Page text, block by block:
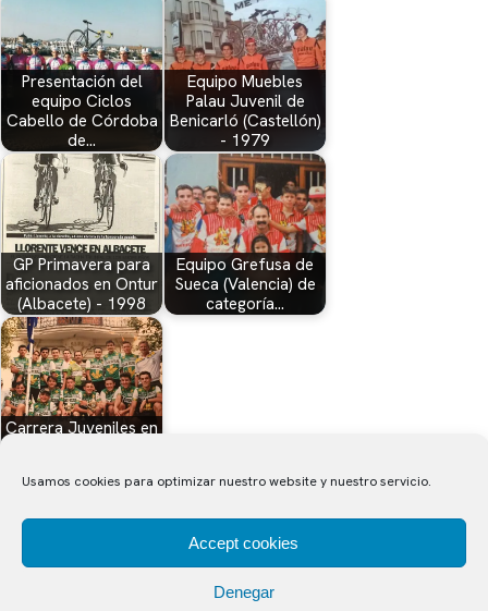
Usamos cookies para optimizar nuestro website y nuestro servicio.
Accept cookies
Denegar
Presentación del
equipo Ciclos
Cabello de Córdoba
de…
Equipo Muebles
Palau Juvenil de
Benicarló (Castellón)
- 1979
GP Primavera para
aficionados en Ontur
(Albacete) - 1998
Equipo Grefusa de
Sueca (Valencia) de
categoría…
Carrera Juveniles en
Nuestro ciclismo de siempre.